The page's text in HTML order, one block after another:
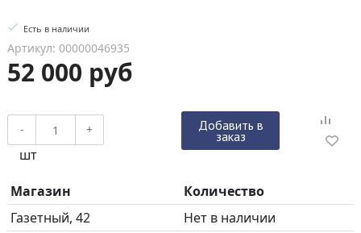
Есть в наличии
Артикул: 00000046935
52 000 руб
- +
шт
Добавить в
заказ
Магазин
Количество
Газетный, 42
Нет в наличии